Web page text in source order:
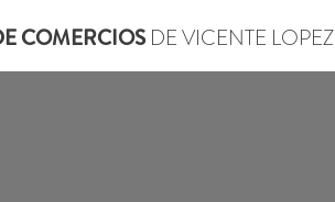
COMERCIOSDE VICENTE LOPEZ